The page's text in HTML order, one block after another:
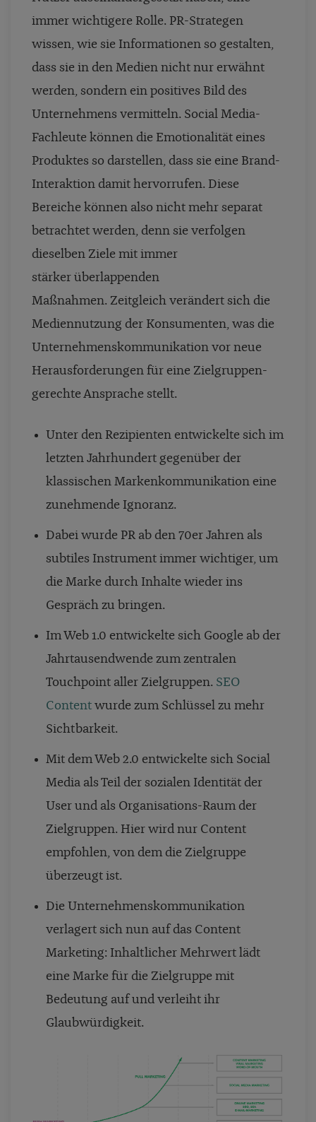
immer wichtigere Rolle. PR-Strategen
wissen, wie sie Informationen so gestalten,
dass sie in den Medien nicht nur erwähnt
werden, sondern ein positives Bild des
Unternehmens vermitteln. Social Media-
Fachleute können die Emotionalität eines
Produktes so darstellen, dass sie eine Brand-
Interaktion damit hervorrufen. Diese
Bereiche können also nicht mehr separat
betrachtet werden, denn sie verfolgen
dieselben Ziele mit immer
stärker überlappenden
Maßnahmen. Zeitgleich verändert sich die
Mediennutzung der Konsumenten, was die
Unternehmenskommunikation vor neue
Herausforderungen für eine Zielgruppen-
gerechte Ansprache stellt.
Unter den Rezipienten entwickelte sich im
letzten Jahrhundert gegenüber der
klassischen Markenkommunikation eine
zunehmende Ignoranz.
Dabei wurde PR ab den 70er Jahren als
subtiles Instrument immer wichtiger, um
die Marke durch Inhalte wieder ins
Gespräch zu bringen.
Im Web 1.0 entwickelte sich Google ab der
Jahrtausendwende zum zentralen
Touchpoint aller Zielgruppen. SEO
Content wurde zum Schlüssel zu mehr
Sichtbarkeit.
Mit dem Web 2.0 entwickelte sich Social
Media als Teil der sozialen Identität der
User und als Organisations-Raum der
Zielgruppen. Hier wird nur Content
empfohlen, von dem die Zielgruppe
überzeugt ist.
Die Unternehmenskommunikation
verlagert sich nun auf das Content
Marketing: Inhaltlicher Mehrwert lädt
eine Marke für die Zielgruppe mit
Bedeutung auf und verleiht ihr
Glaubwürdigkeit.